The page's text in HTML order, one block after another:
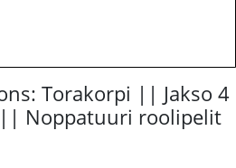
Torakorpi || Jakso 4
|| Noppatuuri roolipelit